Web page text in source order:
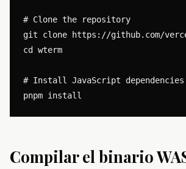
# Clone the repository
git clone https://github.com/
cd wterm
# Install JavaScript dependencies
Compilar el binario